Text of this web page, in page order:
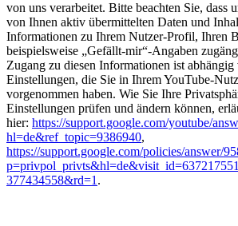
von uns verarbeitet. Bitte beachten Sie, dass
von Ihnen aktiv übermittelten Daten und
Informationen zu Ihrem Nutzer-Profil, Ihren
beispielsweise „Gefällt-mir“-Angaben
Zugang zu diesen Informationen ist
Einstellungen, die Sie in Ihrem YouTube-
vorgenommen haben. Wie Sie Ihre
Einstellungen prüfen und ändern können,
hier: https://support.google.com/youtube/
hl=de&ref_topic=9386940,
https://support.google.com/policies/answer/
377434558&rd=1 .